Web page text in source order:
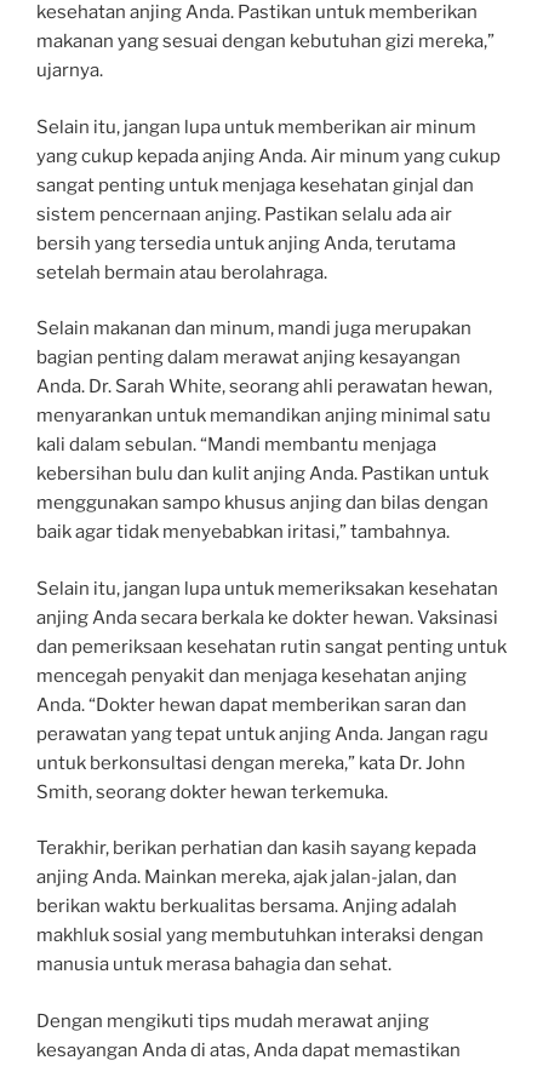
kesehatan anjing Anda. Pastikan untuk memberikan
makanan yang sesuai dengan kebutuhan gizi mereka,”
ujarnya.
Selain itu, jangan lupa untuk memberikan air minum
yang cukup kepada anjing Anda. Air minum yang cukup
sangat penting untuk menjaga kesehatan ginjal dan
sistem pencernaan anjing. Pastikan selalu ada air
bersih yang tersedia untuk anjing Anda, terutama
setelah bermain atau berolahraga.
Selain makanan dan minum, mandi juga merupakan
bagian penting dalam merawat anjing kesayangan
Anda. Dr. Sarah White, seorang ahli perawatan hewan,
menyarankan untuk memandikan anjing minimal satu
kali dalam sebulan. “Mandi membantu menjaga
kebersihan bulu dan kulit anjing Anda. Pastikan untuk
menggunakan sampo khusus anjing dan bilas dengan
baik agar tidak menyebabkan iritasi,” tambahnya.
Selain itu, jangan lupa untuk memeriksakan kesehatan
anjing Anda secara berkala ke dokter hewan. Vaksinasi
dan pemeriksaan kesehatan rutin sangat penting untuk
mencegah penyakit dan menjaga kesehatan anjing
Anda. “Dokter hewan dapat memberikan saran dan
perawatan yang tepat untuk anjing Anda. Jangan ragu
untuk berkonsultasi dengan mereka,” kata Dr. John
Smith, seorang dokter hewan terkemuka.
Terakhir, berikan perhatian dan kasih sayang kepada
anjing Anda. Mainkan mereka, ajak jalan-jalan, dan
berikan waktu berkualitas bersama. Anjing adalah
makhluk sosial yang membutuhkan interaksi dengan
manusia untuk merasa bahagia dan sehat.
Dengan mengikuti tips mudah merawat anjing
kesayangan Anda di atas, Anda dapat memastikan